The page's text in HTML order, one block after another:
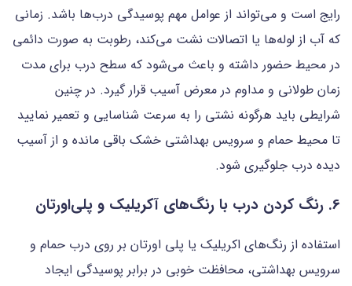
رایج است و می‌تواند از عوامل مهم پوسیدگی درب‌ها باشد. زمانی
که آب از لوله‌ها یا اتصالات نشت می‌کند، رطوبت به صورت دائمی
در محیط حضور داشته و باعث می‌شود که سطح درب برای مدت
زمان طولانی و مداوم در معرض آسیب قرار گیرد. در چنین
شرایطی باید هرگونه نشتی را به سرعت شناسایی و تعمیر نمایید
تا محیط حمام و سرویس بهداشتی خشک باقی مانده و از آسیب
دیده درب جلوگیری شود.
6. رنگ کردن درب با رنگ‌های آکریلیک و پلی‌اورتان
استفاده از رنگ‌های اکریلیک یا پلی اورتان بر روی درب حمام و
سرویس بهداشتی، محافظت خوبی در برابر پوسیدگی ایجاد